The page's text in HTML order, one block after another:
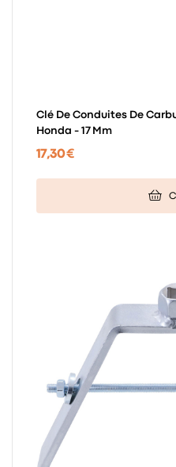
Clé De Conduites De
Honda - 17 Mm
17,30 €